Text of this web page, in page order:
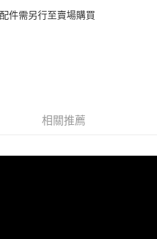
件需另行至賣場購買
相關推薦